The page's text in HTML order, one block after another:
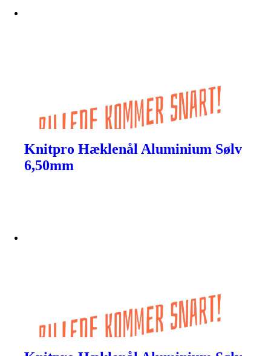
Knitpro Hæklenål Aluminium Sølv
6,50mm